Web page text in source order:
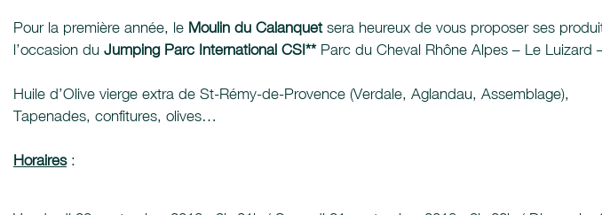
Pour la première année, le Moulin du Calanquetsera heureux de vous proposer ses
l’occasion du Jumping Parc International CSI**Parc du Cheval Rhône Alpes – Le Luizard
Huile d’Olive vierge extra de St-Rémy-de-Provence (Verdale, Aglandau, Assemblage),
Tapenades, confitures, olives…
Horaires: